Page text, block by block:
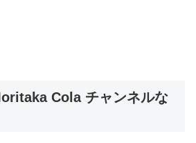
Cola チャンネルな